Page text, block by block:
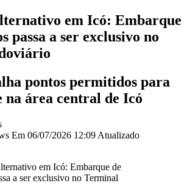
em Icó: Embarque
passa a ser exclusivo no
pontos permitidos para
na área central de Icó
Em 06/07/2026 12:09 Atualizado